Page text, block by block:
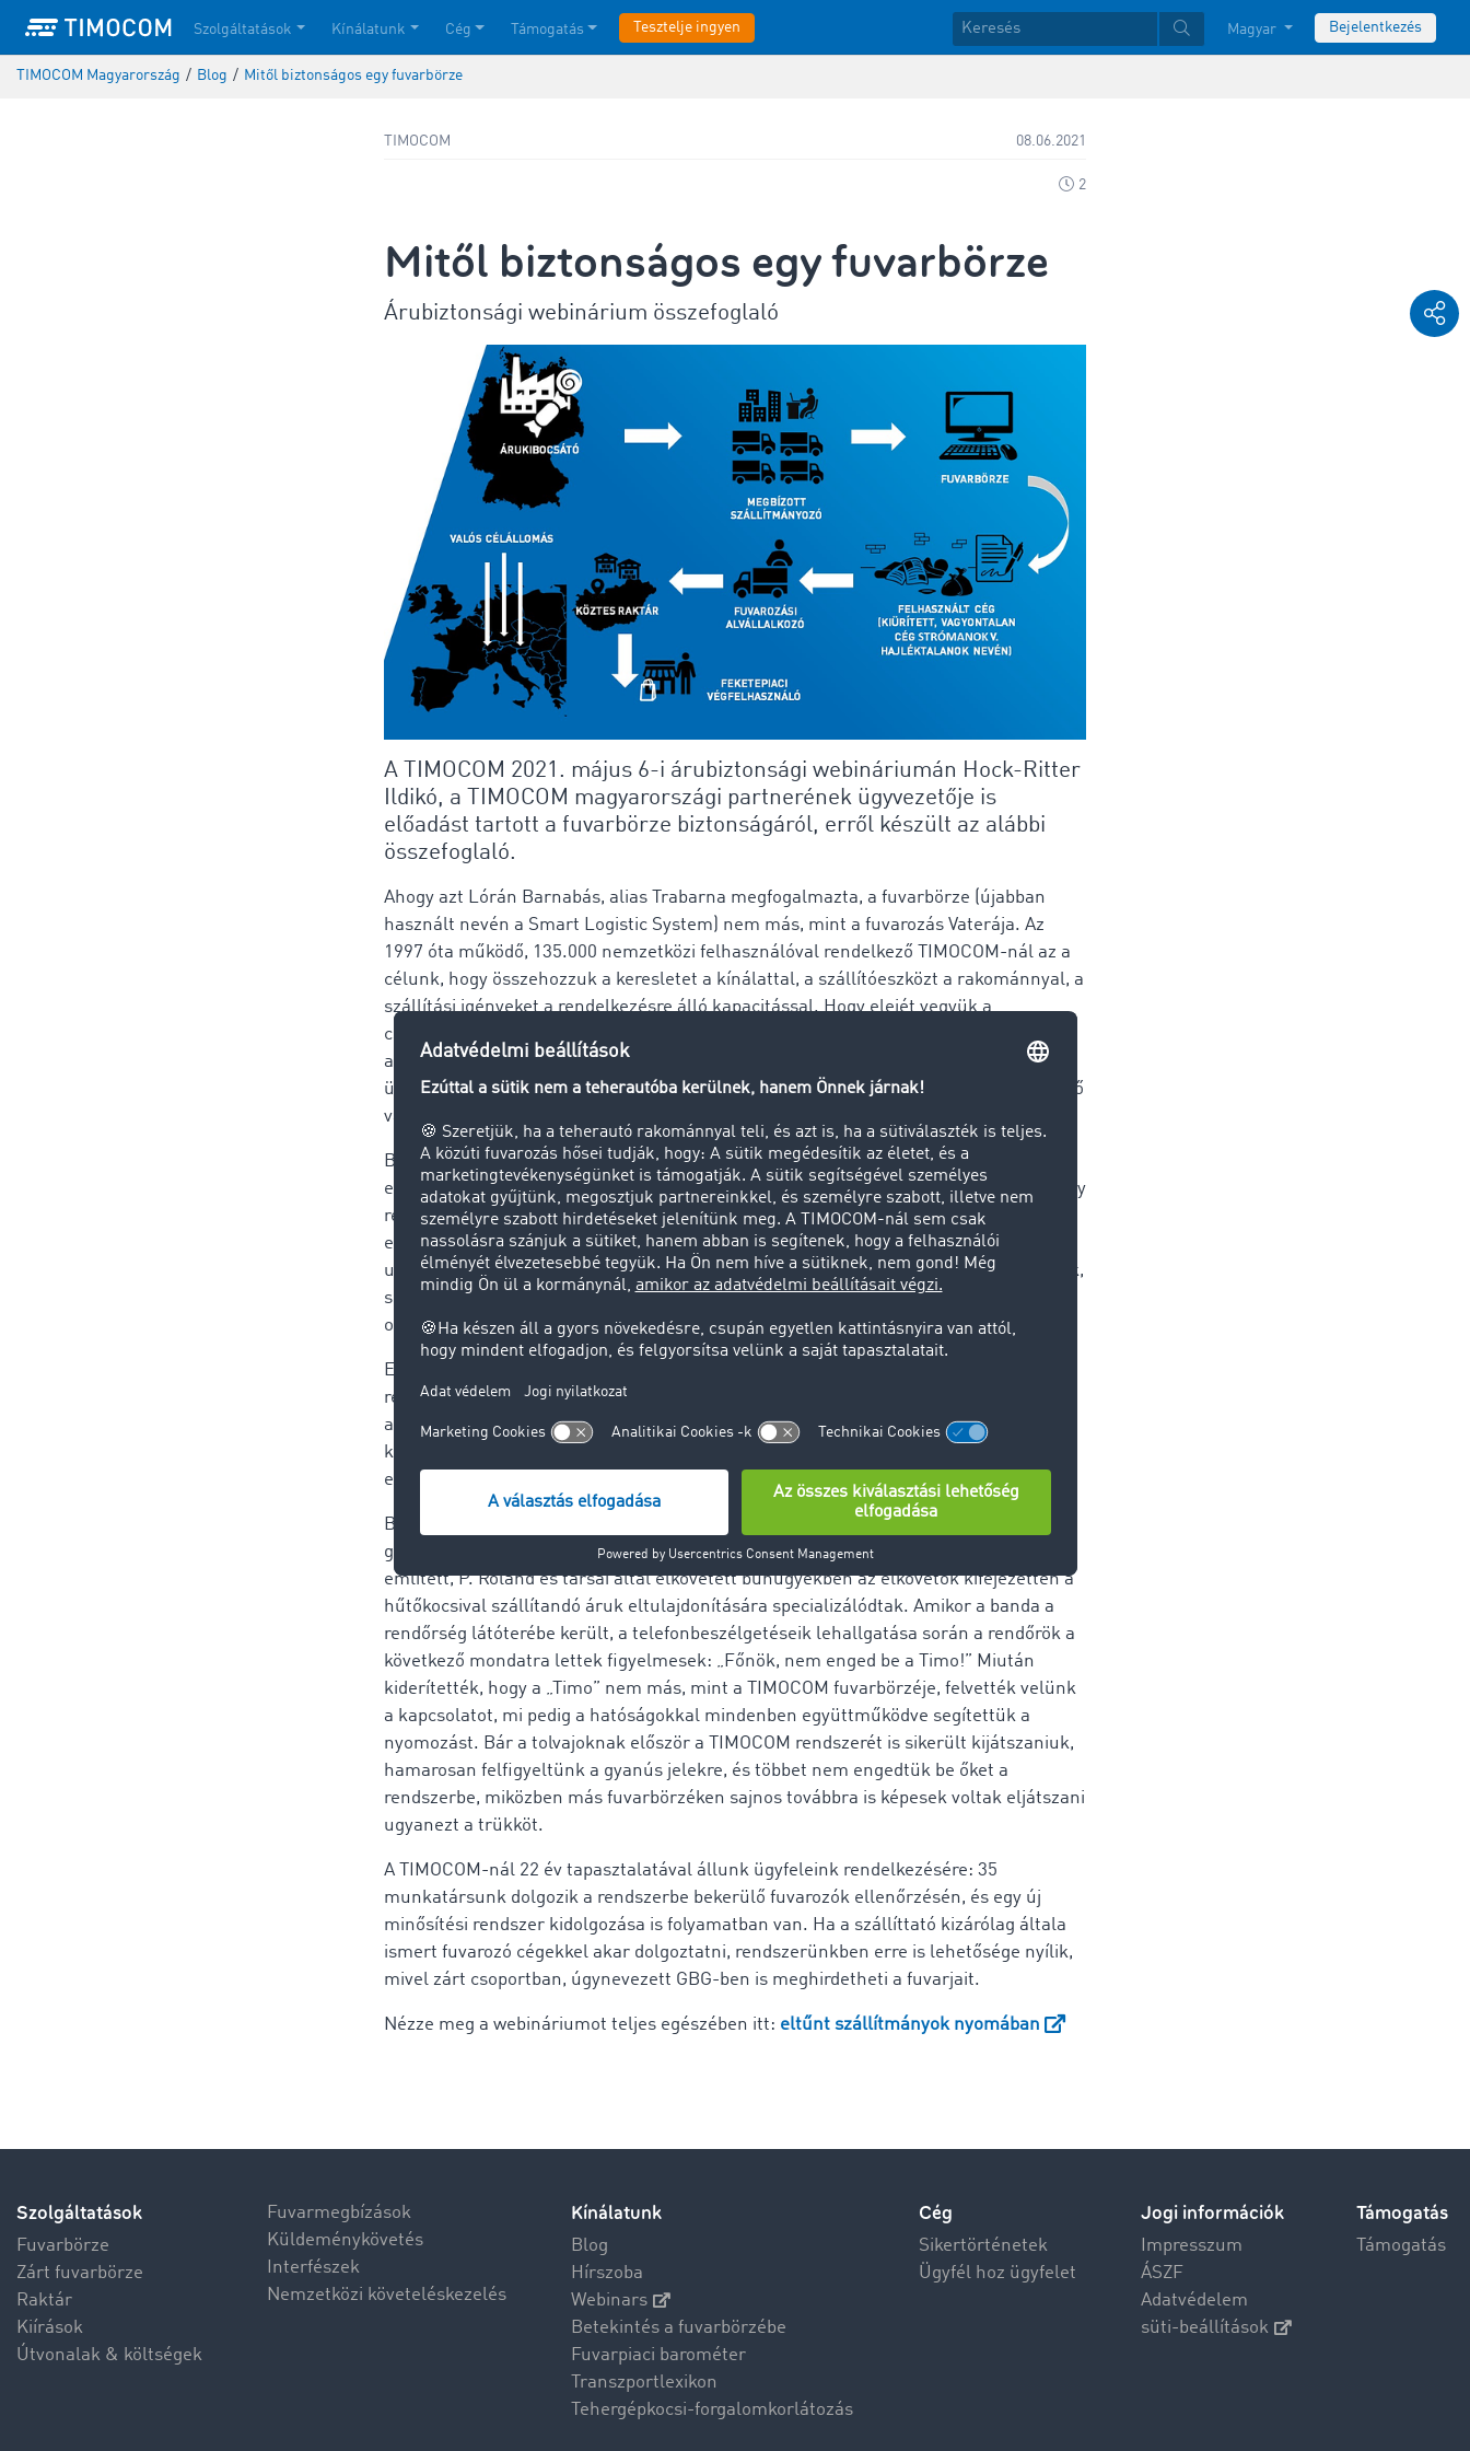
Szolgáltatások Kínálatunk Cég Támogatás Tesztelje ingyen Magyar Bejelentkezés
TIMOCOM Magyarország / Blog / Mitől biztonságos egy fuvarbörze
TIMOCOM 08.06.2021
2
Mitől biztonságos egy fuvarbörze
Árubiztonsági webinárium összefoglaló
A TIMOCOM 2021. május 6-i árubiztonsági webináriumán Hock-Ritter
Ildikó, a TIMOCOM magyarországi partnerének ügyvezetője is
előadást tartott a fuvarbörze biztonságáról, erről készült az alábbi
összefoglaló.
Ahogy azt Lórán Barnabás, alias Trabarna megfogalmazta, a fuvarbörze (újabban
használt nevén a Smart Logistic System) nem más, mint a fuvarozás Vaterája. Az
1997 óta működő, 135.000 nemzetközi felhasználóval rendelkező TIMOCOM-nál az a
célunk, hogy összehozzuk a keresletet a kínálattal, a szállítóeszközt a rakománnyal, a
szállítási igényeket a rendelkezésre álló kapacitással. Hogy elejét vegyük a
csalásoknak és lopásoknak, kizárólag olyan fuvarozó cégek kerülhetnek be az
adatbázisunkba, amelyek legalább hat hónapja működnek – ezt minden esetben az
üzleti dokumentumok alapos átvizsgálásával ellenőrizzük, és a cégeknél bekövetkező
változásokat is folyamatosan nyomon követjük.
Bár mindent megteszünk a visszaélések elkerülésének érdekében, sajnos nálunk is
előfordultak már lopások: az utóbbi három évben összesen 19 esetben. Tekintve, hogy
rendszerükben heti átlagban mintegy 1,9 millió fuvarajánlat jelenik meg, ez
elenyészően csekély szám, ráadásul ezeket a bűntényeket szinte kivétel nélkül
ugyanaz a banda követte el, ugyanarra a mintára, mi pedig minden esetből tanultunk,
sőt, gyakran mi informáltuk elsőként a rendőrséget az elkövetők modus
operandijáról.
Először is megvásárolnak és egy stróman nevére íratnak egy létező, papíron teljesen
rendben lévő céget, amelyet villámgyorsan kiürítenek, és a néhány napos átírási idő
alatt e cég nevében vállalnak el a fuvarbörzékre feltett fuvarfeladatokat. A céghez
kapcsolódó fuvarozási vállalkozás felveszi az árut, ami azonban a célállomás helyett
egy köztes raktárba jut el, majd a feketepiacra kerül.
Bár a tolvajok gyakorlatilag bármilyen árut hajlandóak meglovasítani, leginkább a
gyorsan értékesíthető árucikkeket, például az édességeket kedvelik – a korábban
említett, P. Roland és társai által elkövetett bűnügyekben az elkövetők kifejezetten a
hűtőkocsival szállítandó áruk eltulajdonítására specializálódtak. Amikor a banda a
rendőrség látóterébe került, a telefonbeszélgetéseik lehallgatása során a rendőrök a
következő mondatra lettek figyelmesek: „Főnök, nem enged be a Timo!” Miután
kiderítették, hogy a „Timo” nem más, mint a TIMOCOM fuvarbörzéje, felvették velünk
a kapcsolatot, mi pedig a hatóságokkal mindenben együttműködve segítettük a
nyomozást. Bár a tolvajoknak először a TIMOCOM rendszerét is sikerült kijátszaniuk,
hamarosan felfigyeltünk a gyanús jelekre, és többet nem engedtük be őket a
rendszerbe, miközben más fuvarbörzéken sajnos továbbra is képesek voltak eljátszani
ugyanezt a trükköt.
A TIMOCOM-nál 22 év tapasztalatával állunk ügyfeleink rendelkezésére: 35
munkatársunk dolgozik a rendszerbe bekerülő fuvarozók ellenőrzésén, és egy új
minősítési rendszer kidolgozása is folyamatban van. Ha a szállíttató kizárólag általa
ismert fuvarozó cégekkel akar dolgoztatni, rendszerünkben erre is lehetősége nyílik,
mivel zárt csoportban, úgynevezett GBG-ben is meghirdetheti a fuvarjait.
Nézze meg a webináriumot teljes egészében itt: eltűnt szállítmányok nyomában
Szolgáltatások
Fuvarbörze
Zárt fuvarbörze
Raktár
Kiírások
Útvonalak & költségek
Fuvarmegbízások
Küldeménykövetés
Interfészek
Nemzetközi követeléskezelés
Kínálatunk
Blog
Hírszoba
Webinars
Betekintés a fuvarbörzébe
Fuvarpiaci barométer
Transzportlexikon
Tehergépkocsi-forgalomkorlátozás
Cég
Sikertörténetek
Ügyfél hoz ügyfelet
Jogi információk
Impresszum
ÁSZF
Adatvédelem
süti-beállítások
Támogatás
Támogatás